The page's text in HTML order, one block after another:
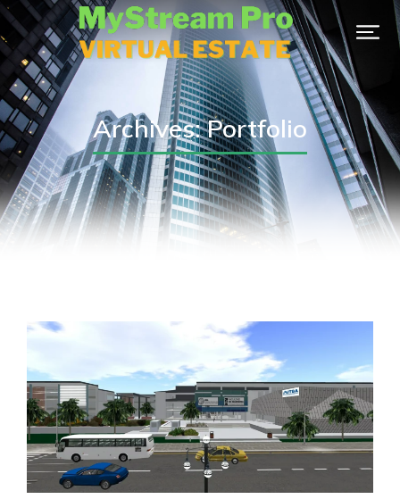
Archives: Portfolio